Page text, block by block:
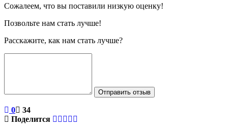
Сожалеем, что вы поставили низкую оценку!
Позвольте нам стать лучше!
Расскажите, как нам стать лучше?
Отправить отзыв
0
34
Поделится